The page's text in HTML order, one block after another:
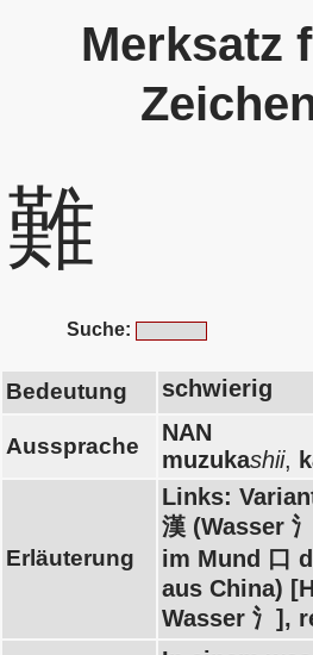
Merksatz
難
Suche:
Bedeutung schwierig
Aussprache
NAN
muzukashii,
Erläuterung
Links:
漢 (Wasser
im Mund 口
aus China)
Wasser 氵],